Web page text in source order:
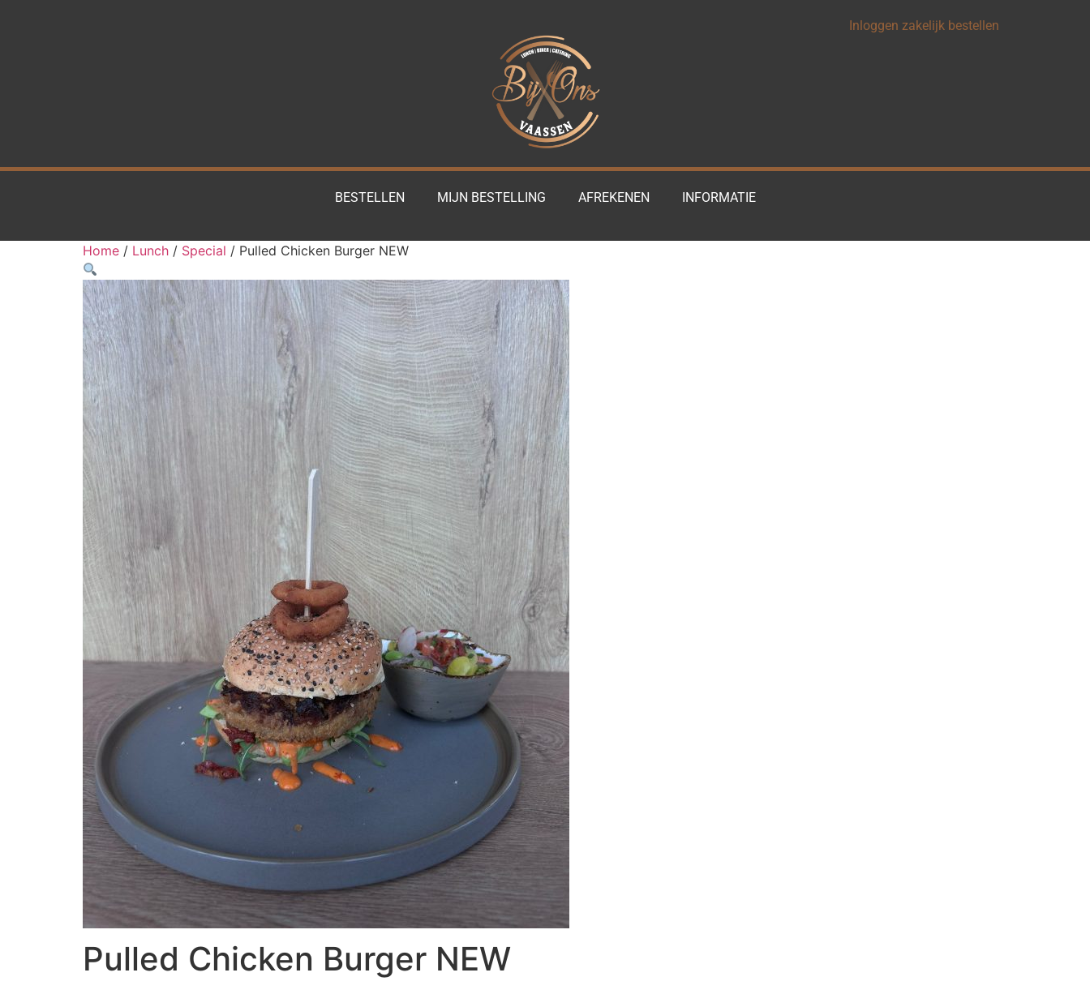
Inloggen zakelijk bestellen
BESTELLEN MIJN BESTELLING AFREKENEN INFORMATIE
Home / Lunch / Special / Pulled Chicken Burger NEW
Pulled Chicken Burger NEW